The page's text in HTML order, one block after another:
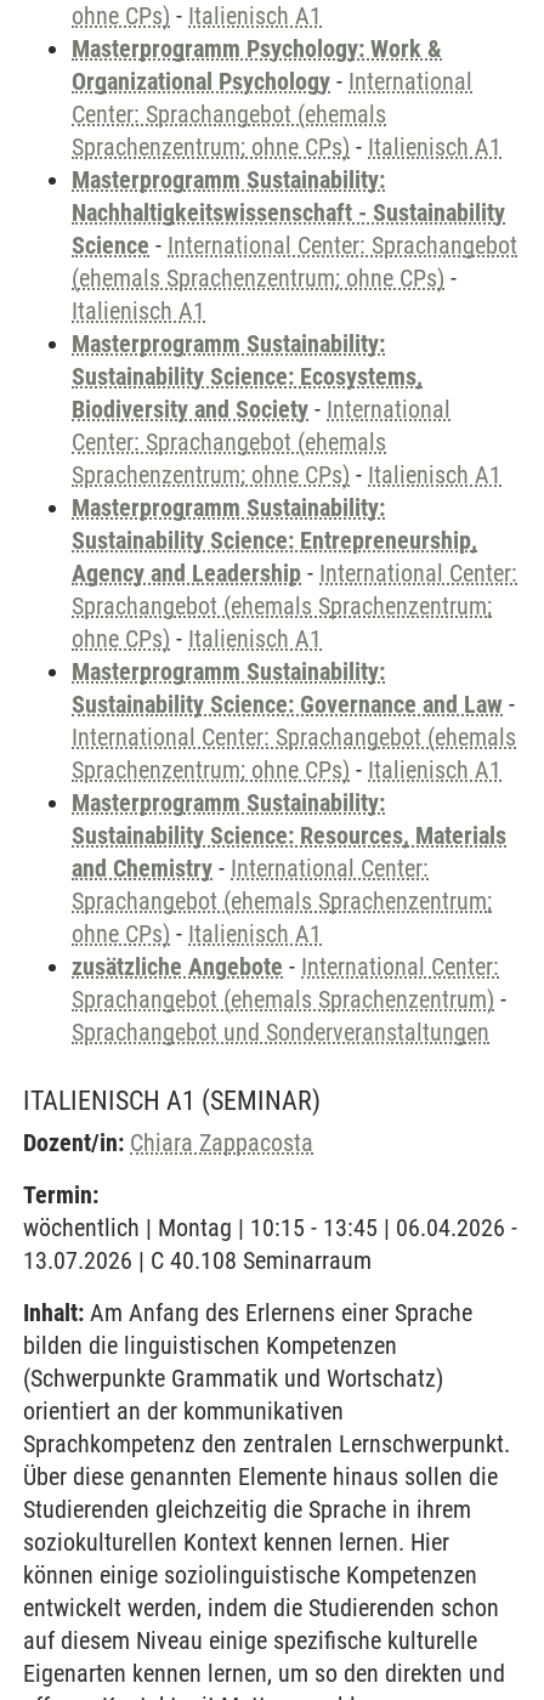
ohne CPs) - Italienisch A1
Masterprogramm Psychology: Work &
Organizational Psychology - International
Center: Sprachangebot (ehemals
Sprachenzentrum; ohne CPs) - Italienisch A1
Masterprogramm Sustainability:
Nachhaltigkeitswissenschaft - Sustainability
Science - International Center: Sprachangebot
(ehemals Sprachenzentrum; ohne CPs) -
Italienisch A1
Masterprogramm Sustainability:
Sustainability Science: Ecosystems,
Biodiversity and Society - International
Center: Sprachangebot (ehemals
Sprachenzentrum; ohne CPs) - Italienisch A1
Masterprogramm Sustainability:
Sustainability Science: Entrepreneurship,
Agency and Leadership - International Center:
Sprachangebot (ehemals Sprachenzentrum;
ohne CPs) - Italienisch A1
Masterprogramm Sustainability:
Sustainability Science: Governance and Law -
International Center: Sprachangebot (ehemals
Sprachenzentrum; ohne CPs) - Italienisch A1
Masterprogramm Sustainability:
Sustainability Science: Resources, Materials
and Chemistry - International Center:
Sprachangebot (ehemals Sprachenzentrum;
ohne CPs) - Italienisch A1
zusätzliche Angebote - International Center:
Sprachangebot (ehemals Sprachenzentrum) -
Sprachangebot und Sonderveranstaltungen
ITALIENISCH A1 (SEMINAR)
Dozent/in: Chiara Zappacosta
Termin:
wöchentlich | Montag | 10:15 - 13:45 | 06.04.2026 -
13.07.2026 | C 40.108 Seminarraum
Inhalt: Am Anfang des Erlernens einer Sprache
bilden die linguistischen Kompetenzen
(Schwerpunkte Grammatik und Wortschatz)
orientiert an der kommunikativen
Sprachkompetenz den zentralen Lernschwerpunkt.
Über diese genannten Elemente hinaus sollen die
Studierenden gleichzeitig die Sprache in ihrem
soziokulturellen Kontext kennen lernen. Hier
können einige soziolinguistische Kompetenzen
entwickelt werden, indem die Studierenden schon
auf diesem Niveau einige spezifische kulturelle
Eigenarten kennen lernen, um so den direkten und